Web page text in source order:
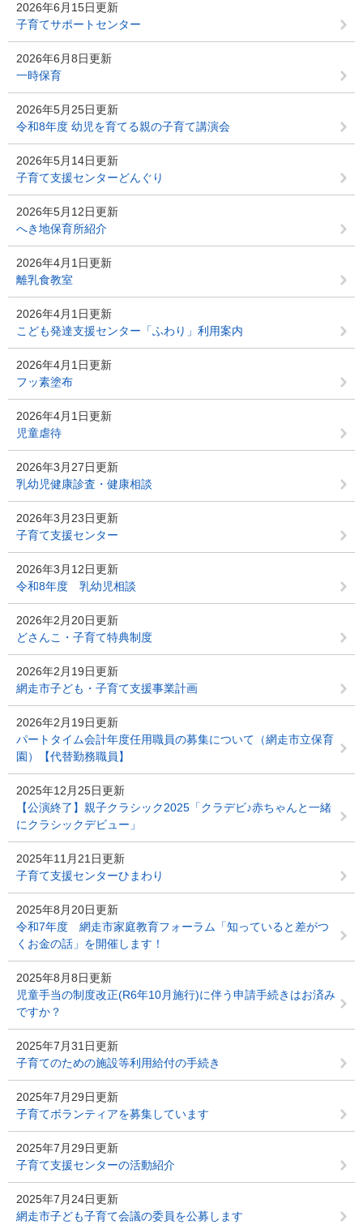
2026年6月15日更新
子育てサポートセンター
2026年6月8日更新
一時保育
2026年5月25日更新
令和8年度 幼児を育てる親の子育て講演会
2026年5月14日更新
子育て支援センターどんぐり
2026年5月12日更新
へき地保育所紹介
2026年4月1日更新
離乳食教室
2026年4月1日更新
こども発達支援センター「ふわり」利用案内
2026年4月1日更新
フッ素塗布
2026年4月1日更新
児童虐待
2026年3月27日更新
乳幼児健康診査・健康相談
2026年3月23日更新
子育て支援センター
2026年3月12日更新
令和8年度 乳幼児相談
2026年2月20日更新
どさんこ・子育て特典制度
2026年2月19日更新
網走市子ども・子育て支援事業計画
2026年2月19日更新
パートタイム会計年度任用職員の募集について（網走市立保育
園）【代替勤務職員】
2025年12月25日更新
【公演終了】親子クラシック2025「クラデビ♪赤ちゃんと一緒
にクラシックデビュー」
2025年11月21日更新
子育て支援センターひまわり
2025年8月20日更新
令和7年度 網走市家庭教育フォーラム「知っていると差がつ
くお金の話」を開催します！
2025年8月8日更新
児童手当の制度改正(R6年10月施行)に伴う申請手続きはお済み
ですか？
2025年7月31日更新
子育てのための施設等利用給付の手続き
2025年7月29日更新
子育てボランティアを募集しています
2025年7月29日更新
子育て支援センターの活動紹介
2025年7月24日更新
網走市子ども子育て会議の委員を公募します